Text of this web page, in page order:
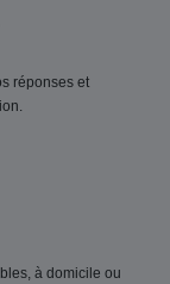
réponses et
à domicile ou